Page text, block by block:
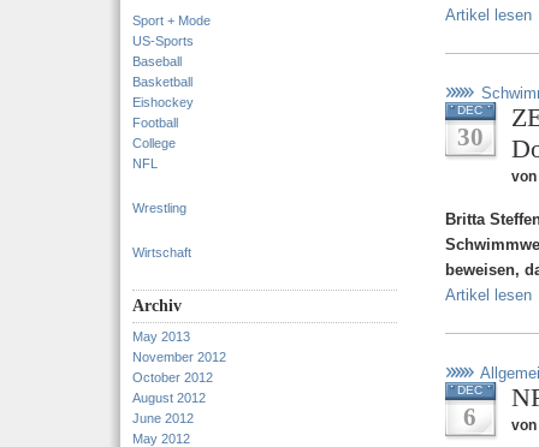
Sport + Mode
US-Sports
Baseball
Basketball
Eishockey
Football
College
NFL
Wrestling
Wirtschaft
Archiv
May 2013
November 2012
October 2012
August 2012
June 2012
May 2012
Artikel lesen
DEC
30
von
Britta
beweisen,
Artikel lesen
DEC
6